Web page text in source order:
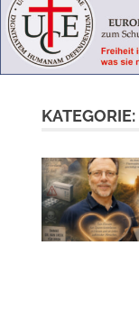
für
Ungeborene
KATEGORIE: